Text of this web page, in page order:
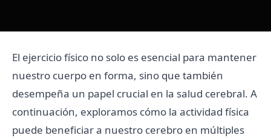
El ejercicio físico no solo es esencial para mantener
nuestro cuerpo en forma, sino que también
desempeña un papel crucial en la salud cerebral. A
continuación, exploramos cómo la actividad física
puede beneficiar a nuestro cerebro en múltiples